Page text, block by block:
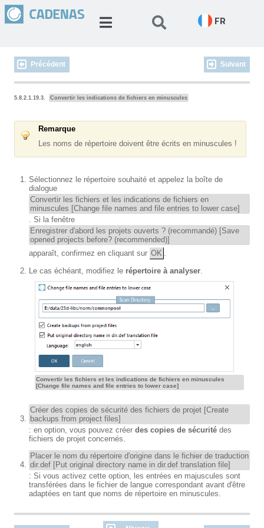
FR
Précédent Suivant
5.8.2.1.19.3. Convertir les indications de fichiers en minuscules
Remarque
Les noms de répertoire doivent être écrits en minuscules !
Sélectionnez le répertoire souhaité et appelez la boîte de
dialogue
Convertir les fichiers et les indications de fichiers en
minuscules [Change file names and file entries to lower case]
. Si la fenêtre
Enregistrer d'abord les projets ouverts ? (recommandé) [Save
opened projects before? (recommended)]
apparaît, confirmez en cliquant sur OK .
Le cas échéant, modifiez le répertoire à analyser.
Convertir les fichiers et les indications de fichiers en minuscules
[Change file names and file entries to lower case]
Créer des copies de sécurité des fichiers de projet [Create
backups from project files]
: en option, vous pouvez créer des copies de sécurité des
fichiers de projet concernés.
Placer le nom du répertoire d'origine dans le fichier de traduction
dir.def [Put original directory name in dir.def translation file]
: Si vous activez cette option, les entrées en majuscules sont
transférées dans le fichier de langue correspondant avant d'être
adaptées en tant que noms de répertoire en minuscules.